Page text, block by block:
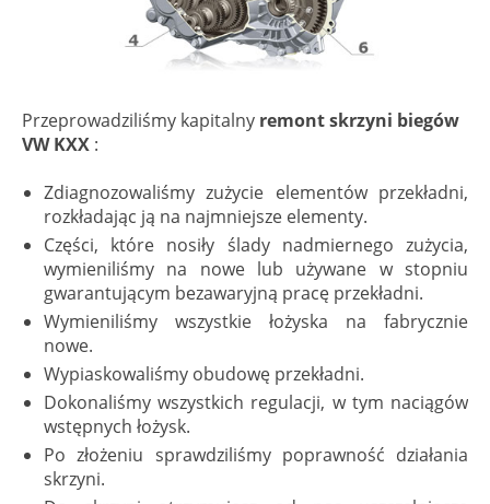
Przeprowadziliśmy kapitalny remont skrzyni biegów
VW KXX :
Zdiagnozowaliśmy zużycie elementów przekładni,
rozkładając ją na najmniejsze elementy.
Części, które nosiły ślady nadmiernego zużycia,
wymieniliśmy na nowe lub używane w stopniu
gwarantującym bezawaryjną pracę przekładni.
Wymieniliśmy wszystkie łożyska na fabrycznie
nowe.
Wypiaskowaliśmy obudowę przekładni.
Dokonaliśmy wszystkich regulacji, w tym naciągów
wstępnych łożysk.
Po złożeniu sprawdziliśmy poprawność działania
skrzyni.